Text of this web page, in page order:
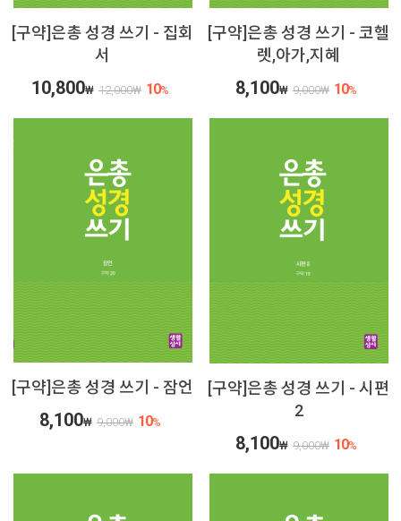
[구약]은총 성경 쓰기 - 집회
서
10,800₩ 12,000₩ 10%
[구약]은총 성경 쓰기 - 코헬
렛,아가,지혜
8,100₩ 9,000₩ 10%
[구약]은총 성경 쓰기 - 잠언
8,100₩ 9,000₩ 10%
[구약]은총 성경 쓰기 - 시편
2
8,100₩ 9,000₩ 10%